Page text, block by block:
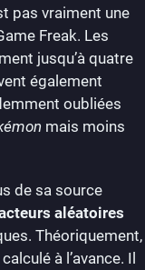
pas vraiment une
Freak. Les
jusqu’à quatre
également
oubliées
mais moins
de sa source
aléatoires
Théoriquement,
à l’avance. Il